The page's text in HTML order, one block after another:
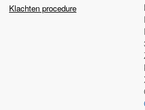
Klachten procedure